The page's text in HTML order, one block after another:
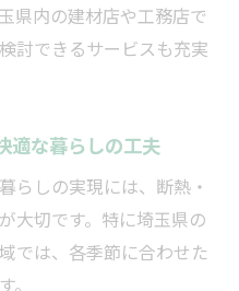
県内の建材店や工務店で
討できるサービスも充実
適な暮らしの工夫
らしの実現には、断熱・
大切です。特に埼玉県の
では、各季節に合わせた